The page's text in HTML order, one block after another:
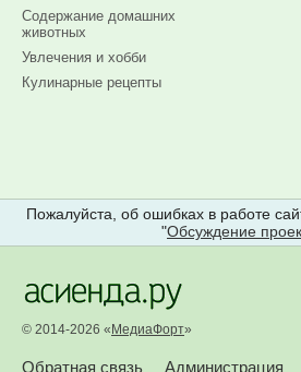
Содержание домашних
животных
Увлечения и хобби
Кулинарные рецепты
Пожалуйста, об ошибках в работе
"Обсуждение
© 2014-2026 «МедиаФорт»
Обратная связь Администрация